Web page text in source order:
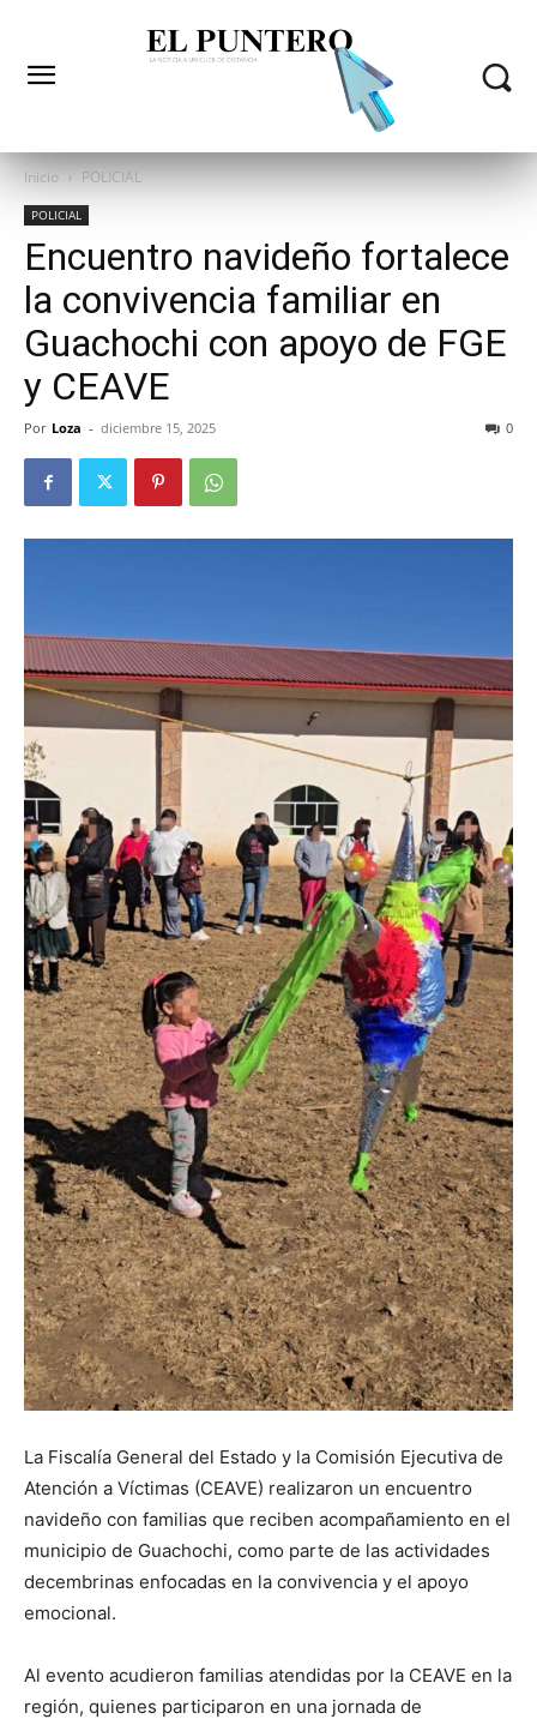
Inicio POLICIAL
POLICIAL
Encuentro navideño fortalece
la convivencia familiar en
Guachochi con apoyo de FGE
y CEAVE
Por Loza - diciembre 15, 2025 0
La Fiscalía General del Estado y la Comisión Ejecutiva de
Atención a Víctimas (CEAVE) realizaron un encuentro
navideño con familias que reciben acompañamiento en el
municipio de Guachochi, como parte de las actividades
decembrinas enfocadas en la convivencia y el apoyo
emocional.
Al evento acudieron familias atendidas por la CEAVE en la
región, quienes participaron en una jornada de